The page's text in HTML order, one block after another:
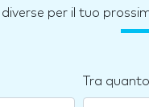
per il tuo
Tra